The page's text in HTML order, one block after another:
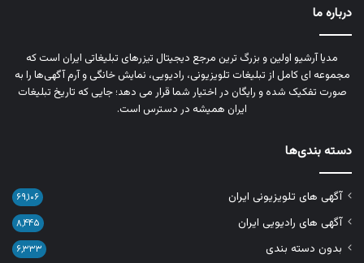
درباره ما
مدیا آرشیو اولین و بزرگ‌ ترین مرجع دیجیتال تیزرهای تبلیغاتی ایران است که
مجموعه‌ ای کامل از تبلیغات تلویزیونی، رادیویی، نمایش خانگی و آرم‌ آگهی‌ها را به‌
صورت تفکیک‌ شده و رایگان در اختیار شما قرار می‌ دهد؛ جایی که تاریخ تبلیغات
ایران همیشه در دسترس است.
دسته بندی‌ها
آگهی های تلویزیونی ایران ۶۹,۱۰۶
آگهی های رادیویی ایران ۸,۴۴۵
بدون دسته بندی ۶,۳۳۳